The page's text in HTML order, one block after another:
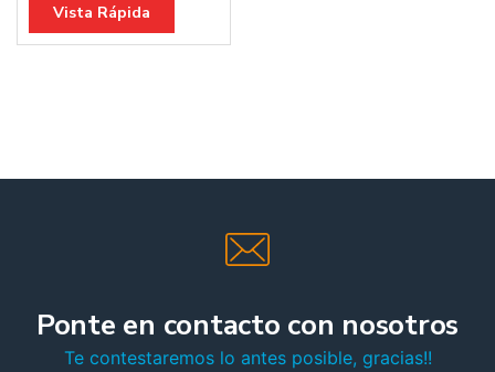
Vista Rápida
Ponte en contacto con nosotros
Te contestaremos lo antes posible, gracias!!